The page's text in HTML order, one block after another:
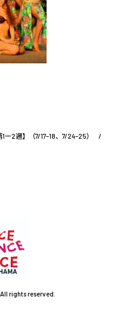
ー2週】（7/17–18、7/24–25）
/
rights reserved.